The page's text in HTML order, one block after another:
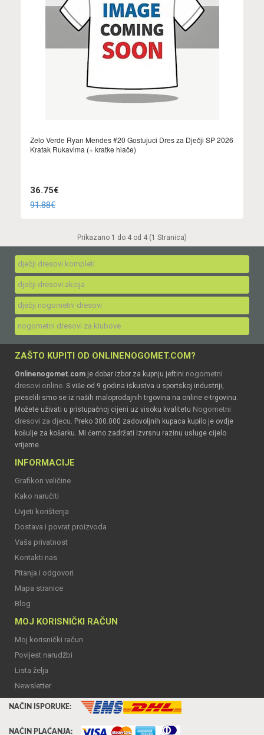
Zelo Verde Ryan Mendes #20 Gostujuci Dres za Dječji SP 2026
Kratak Rukavima (+ kratke hlače)
36.75€
91.88€
Prikazano 1 do 4 od 4 (1 Stranica)
dječji dresovi kompleti
dječji dresovi akcija
dječji nogometni dresovi
nogometni dresovi za klubove
ZAŠTO KUPITI OD ONLINENOGOMET.COM?
Onlinenogomet.com je dobar izbor za kupnju jeftini nogometni
dresovi online . S više od 9 godina iskustva u sportskoj industriji,
preselili smo se iz naših maloprodajnih trgovina na online e-trgovinu.
Možete uživati u pristupačnoj cijeni uz visoku kvalitetu Nogometni
dresovi za djecu . Preko 300.000 zadovoljnih kupaca kupilo je ovdje
košulje za košarku. Mi ćemo zadržati izvrsnu razinu usluge cijelo
vrijeme.
INFORMACIJE
Grafikon veličine
Kako naručiti
Uvjeti korištenja
Dostava i povrat proizvoda
Vaša privatnost
Kontakti nas
Pitanja i odgovori
Mapa stranice
Blog
MOJ KORISNIČKI RAČUN
Moj korisnički račun
Povijest narudžbi
Lista želja
Newsletter
NAČIN ISPORUKE:
NAČIN PLAĆANJA: